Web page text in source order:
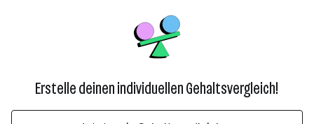
Erstelle deinen individuellen Gehaltsvergleich!